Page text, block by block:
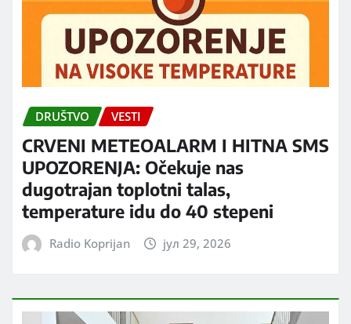
DRUŠTVO VESTI
CRVENI METEOALARM I HITNA SMS
UPOZORENJA: Očekuje nas
dugotrajan toplotni talas,
temperature idu do 40 stepeni
Radio Koprijan јул 29, 2026